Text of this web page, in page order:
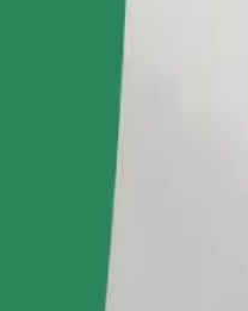
de rangement